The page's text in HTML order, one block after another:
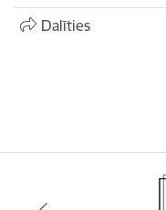
Dalīties